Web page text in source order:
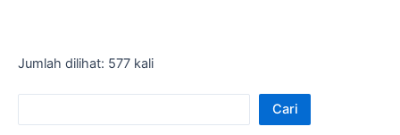
Jumlah dilihat: 577 kali
Cari